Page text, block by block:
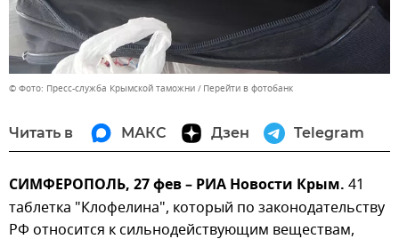
© Фото: Пресс-служба Крымской таможни Перейти в фотобанк
Читать в МАКС Дзен Telegram
СИМФЕРОПОЛЬ, 27 фев – РИА Новости Крым. 41
таблетка "Клофелина", который по законодательству
РФ относится к сильнодействующим веществам,